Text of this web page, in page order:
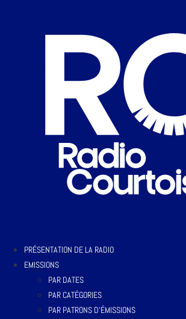
PRÉSENTATION DE LA RADIO
EMISSIONS
PAR DATES
PAR CATÉGORIES
PAR PATRONS D’ÉMISSIONS